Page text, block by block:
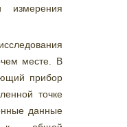
измерения
месте. В
прибор
точке
данные